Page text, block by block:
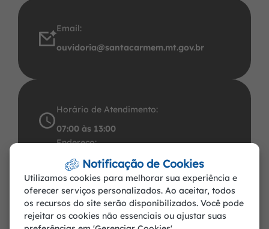
Email:
ouvidoria@santacarmem.mt.gov.br
Horário de Atendimento:
07:00 às 13:00
Endereço:
Avenida Santos Dumont, 491 Centro CEP:
78.545-000. CNPJ: 37.465.283/0001-57
Santa Carmem-MT
Notificação de Cookies
Utilizamos cookies para melhorar sua experiência e
oferecer serviços personalizados. Ao aceitar, todos
os recursos do site serão disponibilizados. Você pode
rejeitar os cookies não essenciais ou ajustar suas